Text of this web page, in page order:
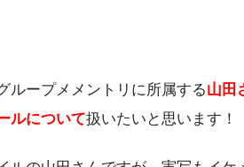
ループメメントリに所属する山田
ルについて扱いたいと思います！